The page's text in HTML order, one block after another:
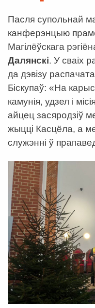
Пасля супольнай
канферэнцыю
Магілёўскага
Далянскі. У сваіх
да дэвізу
Біскупаў: «На
камунія, удзел і
айцец засяродзіў
жыцці Касцёла, а
служэнні ў